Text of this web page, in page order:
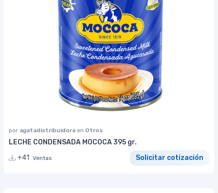
por agatadistribuidora en Otros
LECHE CONDENSADA MOCOCA 395 gr.
+41
Ventas Solicitar cotización